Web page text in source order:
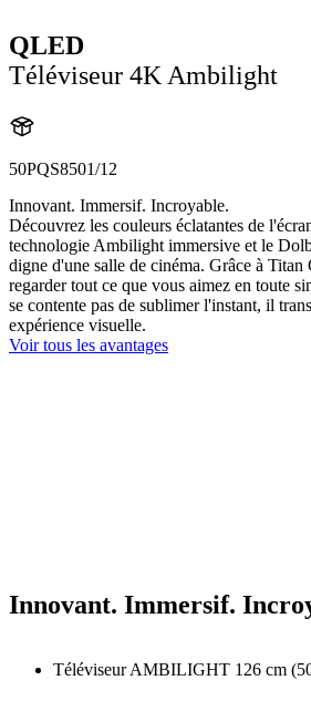
QLED
Téléviseur 4K Ambilight
50PQS8501/12
Innovant. Immersif. Incroyable.
Découvrez les couleurs éclatantes de
technologie Ambilight immersive et le
digne d'une salle de cinéma. Grâce à Titan
regarder tout ce que vous aimez en toute
se contente pas de sublimer l'instant, il
expérience visuelle.
Voir tous les avantages
Innovant. Immersif.
Téléviseur AMBILIGHT 126 cm